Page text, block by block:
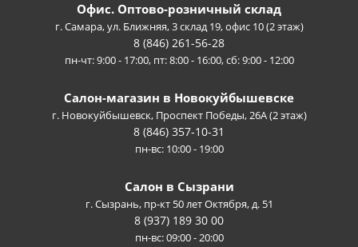
Офис. Оптово-розничный склад
г. Самара, ул. Ближняя, 3 склад 19, офис 10 (2 этаж)
8 (846) 261-56-28
пн-чт: 9:00 - 17:00, пт: 8:00 - 16:00, сб: 9:00 - 12:00
Салон-магазин в Новокуйбышевске
г. Новокуйбышевск, Проспект Победы, 26А (2 этаж)
8 (846) 357-10-31
пн-вс: 10:00 - 19:00
Салон в Сызрани
г. Сызрань, пр-кт 50 лет Октября, д. 51
8 (937) 189 30 00
пн-вс: 09:00 - 20:00